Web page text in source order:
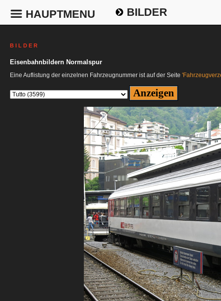
HAUPTMENU BILDER
B I L D E R
Eisenbahnbildern Normalspur
Eine Auflistung der einzelnen Fahrzeugnummer ist auf der Seite